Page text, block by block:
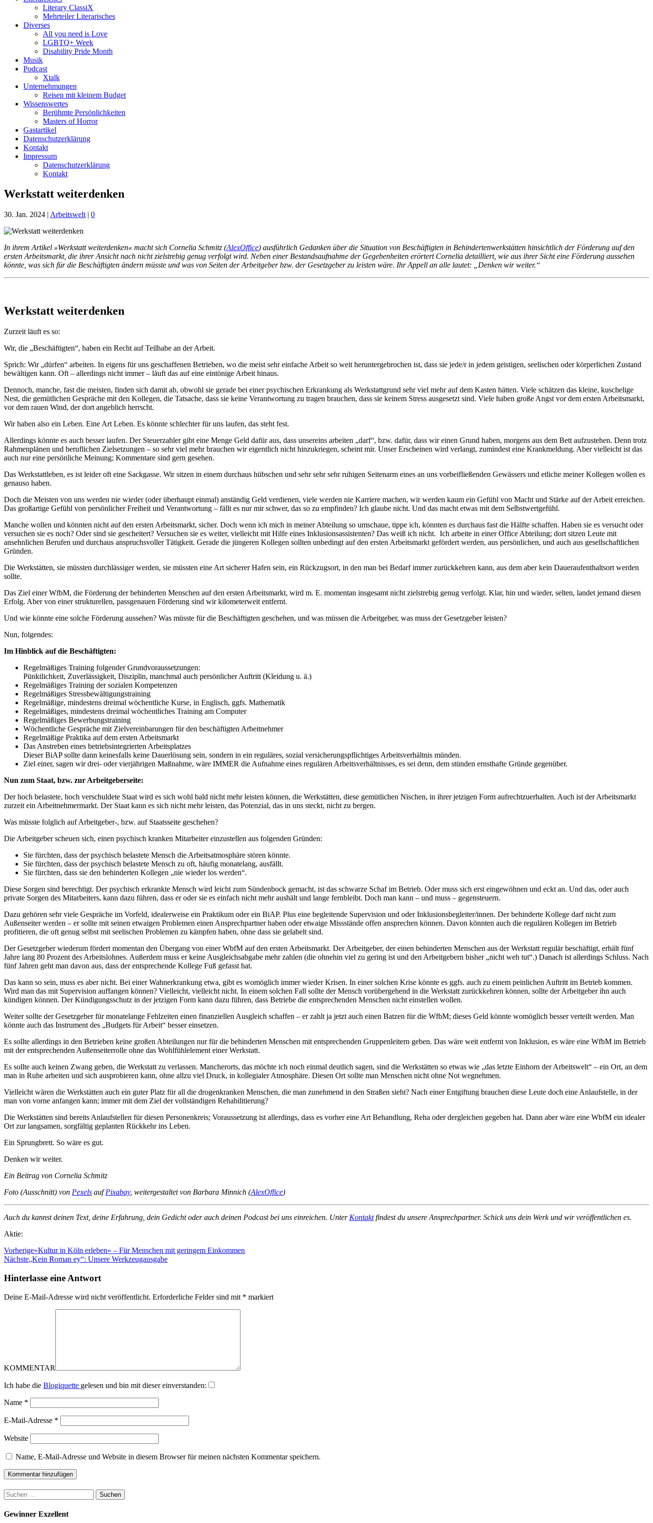
Literary ClassiX
Mehrteiler Literarisches
Diverses
All you need is Love
LGBTQ+ Week
Disability Pride Month
Musik
Podcast
Xtalk
Unternehmungen
Reisen mit kleinem Budget
Wissenswertes
Berühmte Persönlichkeiten
Masters of Horror
Gastartikel
Datenschutzerklärung
Kontakt
Impressum
Datenschutzerklärung
Kontakt
Werkstatt weiterdenken
30. Jan. 2024 | Arbeitswelt | 0
In ihrem Artikel »Werkstatt weiterdenken« macht sich Cornelia Schmitz (AlexOffice) ausführlich Gedanken über die Situation von Beschäftigten in Behindertenwerkstätten hinsichtlich der Förderung auf den
ersten Arbeitsmarkt, die ihrer Ansicht nach nicht zielstrebig genug verfolgt wird. Neben einer Bestandsaufnahme der Gegebenheiten erörtert Cornelia detailliert, wie aus ihrer Sicht eine Förderung aussehen
könnte, was sich für die Beschäftigten ändern müsste und was von Seiten der Arbeitgeber bzw. der Gesetzgeber zu leisten wäre. Ihr Appell an alle lautet: „Denken wir weiter.“
Werkstatt weiterdenken
Zurzeit läuft es so:
Wir, die „Beschäftigten“, haben ein Recht auf Teilhabe an der Arbeit.
Sprich: Wir „dürfen“ arbeiten. In eigens für uns geschaffenen Betrieben, wo die meist sehr einfache Arbeit so weit heruntergebrochen ist, dass sie jede/r in jedem geistigen, seelischen oder körperlichen Zustand
bewältigen kann. Oft – allerdings nicht immer – läuft das auf eine eintönige Arbeit hinaus.
Dennoch, manche, fast die meisten, finden sich damit ab, obwohl sie gerade bei einer psychischen Erkrankung als Werkstattgrund sehr viel mehr auf dem Kasten hätten. Viele schätzen das kleine, kuschelige
Nest, die gemütlichen Gespräche mit den Kollegen, die Tatsache, dass sie keine Verantwortung zu tragen brauchen, dass sie keinem Stress ausgesetzt sind. Viele haben große Angst vor dem ersten Arbeitsmarkt,
vor dem rauen Wind, der dort angeblich herrscht.
Wir haben also ein Leben. Eine Art Leben. Es könnte schlechter für uns laufen, das steht fest.
Allerdings könnte es auch besser laufen. Der Steuerzahler gibt eine Menge Geld dafür aus, dass unsereins arbeiten „darf“, bzw. dafür, dass wir einen Grund haben, morgens aus dem Bett aufzustehen. Denn trotz
Rahmenplänen und beruflichen Zielsetzungen – so sehr viel mehr brauchen wir eigentlich nicht hinzukriegen, scheint mir. Unser Erscheinen wird verlangt, zumindest eine Krankmeldung. Aber vielleicht ist das
auch nur eine persönliche Meinung; Kommentare sind gern gesehen.
Das Werkstattleben, es ist leider oft eine Sackgasse. Wir sitzen in einem durchaus hübschen und sehr sehr sehr ruhigen Seitenarm eines an uns vorbeifließenden Gewässers und etliche meiner Kollegen wollen es
genauso haben.
Doch die Meisten von uns werden nie wieder (oder überhaupt einmal) anständig Geld verdienen, viele werden nie Karriere machen, wir werden kaum ein Gefühl von Macht und Stärke auf der Arbeit erreichen.
Das großartige Gefühl von persönlicher Freiheit und Verantwortung – fällt es nur mir schwer, das so zu empfinden? Ich glaube nicht. Und das macht etwas mit dem Selbstwertgefühl.
Manche wollen und könnten nicht auf den ersten Arbeitsmarkt, sicher. Doch wenn ich mich in meiner Abteilung so umschaue, tippe ich, könnten es durchaus fast die Hälfte schaffen. Haben sie es versucht oder
versuchen sie es noch? Oder sind sie gescheitert? Versuchen sie es weiter, vielleicht mit Hilfe eines Inklusionsassistenten? Das weiß ich nicht. Ich arbeite in einer Office Abteilung; dort sitzen Leute mit
ansehnlichen Berufen und durchaus anspruchsvoller Tätigkeit. Gerade die jüngeren Kollegen sollten unbedingt auf den ersten Arbeitsmarkt gefördert werden, aus persönlichen, und auch aus gesellschaftlichen
Gründen.
Die Werkstätten, sie müssten durchlässiger werden, sie müssten eine Art sicherer Hafen sein, ein Rückzugsort, in den man bei Bedarf immer zurückkehren kann, aus dem aber kein Daueraufenthaltsort werden
sollte.
Das Ziel einer WfbM, die Förderung der behinderten Menschen auf den ersten Arbeitsmarkt, wird m. E. momentan insgesamt nicht zielstrebig genug verfolgt. Klar, hin und wieder, selten, landet jemand diesen
Erfolg. Aber von einer strukturellen, passgenauen Förderung sind wir kilometerweit entfernt.
Und wie könnte eine solche Förderung aussehen? Was müsste für die Beschäftigten geschehen, und was müssen die Arbeitgeber, was muss der Gesetzgeber leisten?
Nun, folgendes:
Im Hinblick auf die Beschäftigten:
Regelmäßiges Training folgender Grundvoraussetzungen:
Pünktlichkeit, Zuverlässigkeit, Disziplin, manchmal auch persönlicher Auftritt (Kleidung u. ä.)
Regelmäßiges Training der sozialen Kompetenzen
Regelmäßiges Stressbewältigungstraining
Regelmäßige, mindestens dreimal wöchentliche Kurse, in Englisch, ggfs. Mathematik
Regelmäßiges, mindestens dreimal wöchentliches Training am Computer
Regelmäßiges Bewerbungstraining
Wöchentliche Gespräche mit Zielvereinbarungen für den beschäftigten Arbeitnehmer
Regelmäßige Praktika auf dem ersten Arbeitsmarkt
Das Anstreben eines betriebsintegrierten Arbeitsplatzes
Dieser BiAP sollte dann keinesfalls keine Dauerlösung sein, sondern in ein reguläres, sozial versicherungspflichtiges Arbeitsverhältnis münden.
Ziel einer, sagen wir drei- oder vierjährigen Maßnahme, wäre IMMER die Aufnahme eines regulären Arbeitsverhältnisses, es sei denn, dem stünden ernsthafte Gründe gegenüber.
Nun zum Staat, bzw. zur Arbeitgeberseite:
Der hoch belastete, hoch verschuldete Staat wird es sich wohl bald nicht mehr leisten können, die Werkstätten, diese gemütlichen Nischen, in ihrer jetzigen Form aufrechtzuerhalten. Auch ist der Arbeitsmarkt
zurzeit ein Arbeitnehmermarkt. Der Staat kann es sich nicht mehr leisten, das Potenzial, das in uns steckt, nicht zu bergen.
Was müsste folglich auf Arbeitgeber-, bzw. auf Staatsseite geschehen?
Die Arbeitgeber scheuen sich, einen psychisch kranken Mitarbeiter einzustellen aus folgenden Gründen:
Sie fürchten, dass der psychisch belastete Mensch die Arbeitsatmosphäre stören könnte.
Sie fürchten, dass der psychisch belastete Mensch zu oft, häufig monatelang, ausfällt.
Sie fürchten, dass sie den behinderten Kollegen „nie wieder los werden“.
Diese Sorgen sind berechtigt. Der psychisch erkrankte Mensch wird leicht zum Sündenbock gemacht, ist das schwarze Schaf im Betrieb. Oder muss sich erst eingewöhnen und eckt an. Und das, oder auch
private Sorgen des Mitarbeiters, kann dazu führen, dass er oder sie es einfach nicht mehr aushält und lange fernbleibt. Doch man kann – und muss – gegensteuern.
Dazu gehören sehr viele Gespräche im Vorfeld, idealerweise ein Praktikum oder ein BiAP. Plus eine begleitende Supervision und oder Inklusionsbegleiter/innen. Der behinderte Kollege darf nicht zum
Außenseiter werden – er sollte mit seinen etwaigen Problemen einen Ansprechpartner haben oder etwaige Missstände offen ansprechen können. Davon könnten auch die regulären Kollegen im Betrieb
profitieren, die oft genug selbst mit seelischen Problemen zu kämpfen haben, ohne dass sie gelabelt sind.
Der Gesetzgeber wiederum fördert momentan den Übergang von einer WbfM auf den ersten Arbeitsmarkt. Der Arbeitgeber, der einen behinderten Menschen aus der Werkstatt regulär beschäftigt, erhält fünf
Jahre lang 80 Prozent des Arbeitslohnes. Außerdem muss er keine Ausgleichsabgabe mehr zahlen (die ohnehin viel zu gering ist und den Arbeitgebern bisher „nicht weh tut“.) Danach ist allerdings Schluss. Nach
fünf Jahren geht man davon aus, dass der entsprechende Kollege Fuß gefasst hat.
Das kann so sein, muss es aber nicht. Bei einer Wahnerkrankung etwa, gibt es womöglich immer wieder Krisen. In einer solchen Krise könnte es ggfs. auch zu einem peinlichen Auftritt im Betrieb kommen.
Wird man das mit Supervision auffangen können? Vielleicht, vielleicht nicht. In einem solchen Fall sollte der Mensch vorübergehend in die Werkstatt zurückkehren können, sollte der Arbeitgeber ihn auch
kündigen können. Der Kündigungsschutz in der jetzigen Form kann dazu führen, dass Betriebe die entsprechenden Menschen nicht einstellen wollen.
Weiter sollte der Gesetzgeber für monatelange Fehlzeiten einen finanziellen Ausgleich schaffen – er zahlt ja jetzt auch einen Batzen für die WfbM; dieses Geld könnte womöglich besser verteilt werden. Man
könnte auch das Instrument des „Budgets für Arbeit“ besser einsetzen.
Es sollte allerdings in den Betrieben keine großen Abteilungen nur für die behinderten Menschen mit entsprechenden Gruppenleitern geben. Das wäre weit entfernt von Inklusion, es wäre eine WfbM im Betrieb
mit der entsprechenden Außenseiterrolle ohne das Wohlfühlelement einer Werkstatt.
Es sollte auch keinen Zwang geben, die Werkstatt zu verlassen. Mancherorts, das möchte ich noch einmal deutlich sagen, sind die Werkstätten so etwas wie „das letzte Einhorn der Arbeitswelt“ – ein Ort, an dem
man in Ruhe arbeiten und sich ausprobieren kann, ohne allzu viel Druck, in kollegialer Atmosphäre. Diesen Ort sollte man Menschen nicht ohne Not wegnehmen.
Vielleicht wären die Werkstätten auch ein guter Platz für all die drogenkranken Menschen, die man zunehmend in den Straßen sieht? Nach einer Entgiftung brauchen diese Leute doch eine Anlaufstelle, in der
man von vorne anfangen kann; immer mit dem Ziel der vollständigen Rehabilitierung?
Die Werkstätten sind bereits Anlaufstellen für diesen Personenkreis; Voraussetzung ist allerdings, dass es vorher eine Art Behandlung, Reha oder dergleichen gegeben hat. Dann aber wäre eine WbfM ein idealer
Ort zur langsamen, sorgfältig geplanten Rückkehr ins Leben.
Ein Sprungbrett. So wäre es gut.
Denken wir weiter.
Ein Beitrag von Cornelia Schmitz
Foto (Ausschnitt) von Pexels aufPixabay, weitergestaltet von Barbara Minnich (AlexOffice)
Auch du kannst deinen Text, deine Erfahrung, dein Gedicht oder auch deinen Podcast bei uns einreichen. Unter Kontaktfindest du unsere Ansprechpartner. Schick uns dein Werk und wir veröffentlichen es.
Aktie:
Vorherige»Kultur in Köln erleben« – Für Menschen mit geringem Einkommen
Nächste„Kein Roman ey“: Unsere Werkzeugausgabe
Hinterlasse eine Antwort
Deine E-Mail-Adresse wird nicht veröffentlicht. Erforderliche Felder sind mit * markiert
KOMMENTAR
Ich habe die Blogiquette gelesen und bin mit dieser einverstanden:
Name *
E-Mail-Adresse *
Website
Name, E-Mail-Adresse und Website in diesem Browser für meinen nächsten Kommentar speichern.
Suchen
nach:
Gewinner Exzellent